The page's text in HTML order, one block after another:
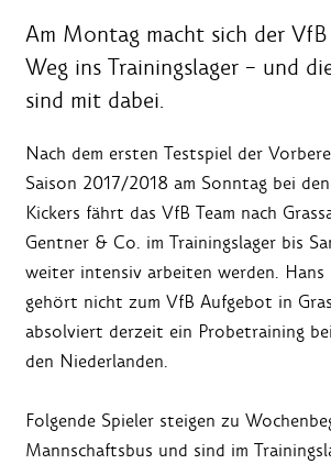
Am Montag macht sich der VfB
Weg ins Trainingslager – und
sind mit dabei.
Nach dem ersten Testspiel der
Saison 2017/2018 am Sonntag bei
Kickers fährt das VfB Team nach
Gentner & Co. im Trainingslager bis
weiter intensiv arbeiten werden. Hans
gehört nicht zum VfB Aufgebot in
absolviert derzeit ein Probetraining
den Niederlanden.
Folgende Spieler steigen zu
Mannschaftsbus und sind im